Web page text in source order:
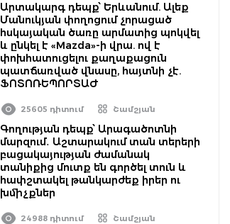
Արտակարգ դեպք՝ Երևանում. Ալեք
Մանուկյան փողոցում չորացած
հսկայական ծառը արմատից պոկվել
և ընկել է «Mazda»-ի վրա. ով է
փոխհատուցելու քաղաքացուն
պատճառված վնասը, հայտնի չէ.
ՖՈՏՈՌԵՊՈՐՏԱԺ
25605 դիտում Շամշյան
Գողության դեպք՝ Արագածոտնի
մարզում․ Աշտարակում տան տերերի
բացակայության ժամանակ
տանիքից մուտք են գործել տուն և
հափշտակել թանկարժեք իրեր ու
խմիչքներ
24988 դիտում Շամշյան